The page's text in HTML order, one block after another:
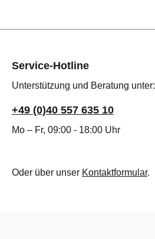
Service-Hotline
Unterstützung und Beratung unter:
+49 (0)40 557 635 10
Mo – Fr, 09:00 - 18:00 Uhr
Oder über unser Kontaktformular.